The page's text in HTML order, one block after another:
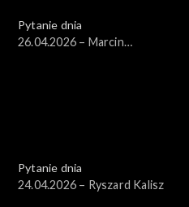
Pytanie dnia
26.04.2026 – Marcin
Pytanie dnia
24.04.2026 – Ryszard Kalisz